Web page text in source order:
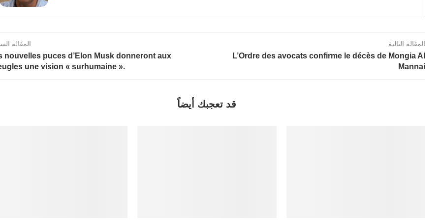
المقالة
nouvelles puces d’Elon Musk donneront aux
une vision « surhumaine ».
المقالة التالية
L’Ordre des avocats confirme le décès de Mongia Al
Mannai
قد تعجبك أيضاً